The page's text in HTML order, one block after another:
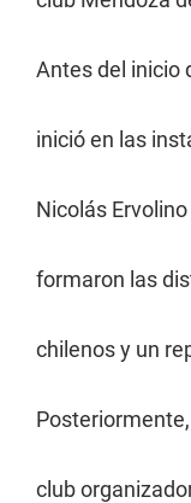
Antes del inicio
inició en las
Nicolás
formaron las
chilenos y un
club